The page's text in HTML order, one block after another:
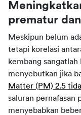
prematur
Meskipun belum
tetapi korelasi
kembang
menyebutkan jika
Matter (PM) 2.5
saluran pernafasan
menyebabkan